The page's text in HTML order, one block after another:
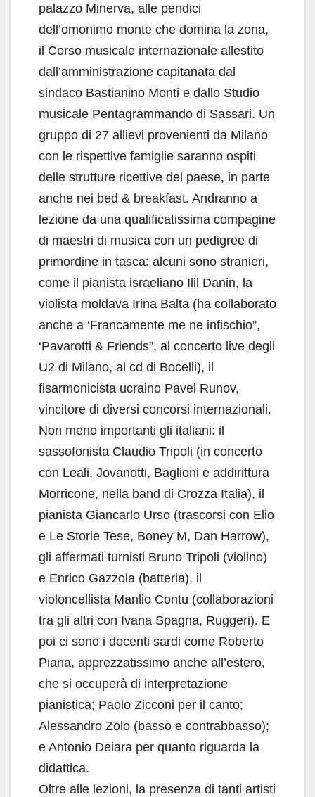
palazzo Minerva, alle pendici
dell’omonimo monte che domina la zona,
il Corso musicale internazionale allestito
dall’amministrazione capitanata dal
sindaco Bastianino Monti e dallo Studio
musicale Pentagrammando di Sassari. Un
gruppo di 27 allievi provenienti da Milano
con le rispettive famiglie saranno ospiti
delle strutture ricettive del paese, in parte
anche nei bed & breakfast. Andranno a
lezione da una qualificatissima compagine
di maestri di musica con un pedigree di
primordine in tasca: alcuni sono stranieri,
come il pianista israeliano Ilil Danin, la
violista moldava Irina Balta (ha collaborato
anche a ‘Francamente me ne infischio”,
‘Pavarotti & Friends”, al concerto live degli
U2 di Milano, al cd di Bocelli), il
fisarmonicista ucraino Pavel Runov,
vincitore di diversi concorsi internazionali.
Non meno importanti gli italiani: il
sassofonista Claudio Tripoli (in concerto
con Leali, Jovanotti, Baglioni e addirittura
Morricone, nella band di Crozza Italia), il
pianista Giancarlo Urso (trascorsi con Elio
e Le Storie Tese, Boney M, Dan Harrow),
gli affermati turnisti Bruno Tripoli (violino)
e Enrico Gazzola (batteria), il
violoncellista Manlio Contu (collaborazioni
tra gli altri con Ivana Spagna, Ruggeri). E
poi ci sono i docenti sardi come Roberto
Piana, apprezzatissimo anche all’estero,
che si occuperà di interpretazione
pianistica; Paolo Zicconi per il canto;
Alessandro Zolo (basso e contrabbasso);
e Antonio Deiara per quanto riguarda la
didattica.
Oltre alle lezioni, la presenza di tanti artisti